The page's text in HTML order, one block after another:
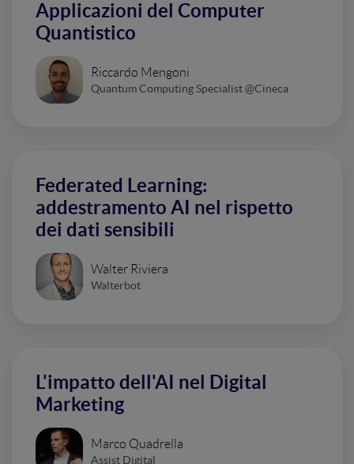
Applicazioni del Computer
Quantistico
Riccardo Mengoni
Quantum Computing Specialist @Cineca
Federated Learning:
addestramento AI nel rispetto
dei dati sensibili
Walter Riviera
Walterbot
L'impatto dell'AI nel Digital
Marketing
Marco Quadrella
Assist Digital